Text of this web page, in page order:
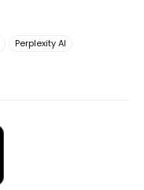
Perplexity AI